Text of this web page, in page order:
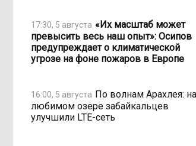
17:30, 5 августа «Их масштаб может
превысить весь наш опыт»: Осипов
предупреждает о климатической
угрозе на фоне пожаров в Европе
16:00, 5 августа По волнам Арахлея: на
любимом озере забайкальцев
улучшили LTE-сеть